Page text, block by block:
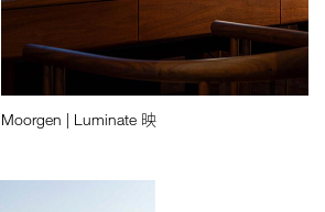
Moorgen | Luminate 映